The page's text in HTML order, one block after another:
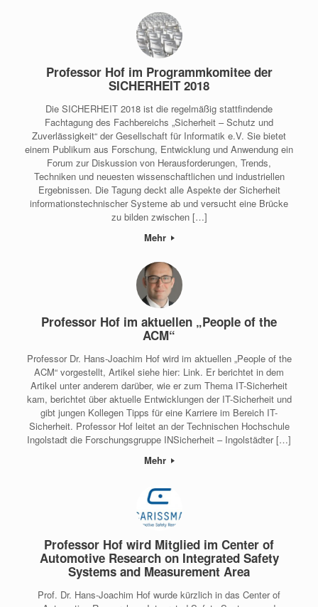
Professor Hof im Programmkomitee der
SICHERHEIT 2018
Die SICHERHEIT 2018 ist die regelmäßig stattfindende
Fachtagung des Fachbereichs „Sicherheit – Schutz und
Zuverlässigkeit“ der Gesellschaft für Informatik e.V. Sie bietet
einem Publikum aus Forschung, Entwicklung und Anwendung ein
Forum zur Diskussion von Herausforderungen, Trends,
Techniken und neuesten wissenschaftlichen und industriellen
Ergebnissen. Die Tagung deckt alle Aspekte der Sicherheit
informationstechnischer Systeme ab und versucht eine Brücke
zu bilden zwischen […]
Mehr
Professor Hof im aktuellen „People of the
ACM“
Professor Dr. Hans-Joachim Hof wird im aktuellen „People of the
ACM“ vorgestellt, Artikel siehe hier: Link. Er berichtet in dem
Artikel unter anderem darüber, wie er zum Thema IT-Sicherheit
kam, berichtet über aktuelle Entwicklungen der IT-Sicherheit und
gibt jungen Kollegen Tipps für eine Karriere im Bereich IT-
Sicherheit. Professor Hof leitet an der Technischen Hochschule
Ingolstadt die Forschungsgruppe INSicherheit – Ingolstädter […]
Mehr
Professor Hof wird Mitglied im Center of
Automotive Research on Integrated Safety
Systems and Measurement Area
Prof. Dr. Hans-Joachim Hof wurde kürzlich in das Center of